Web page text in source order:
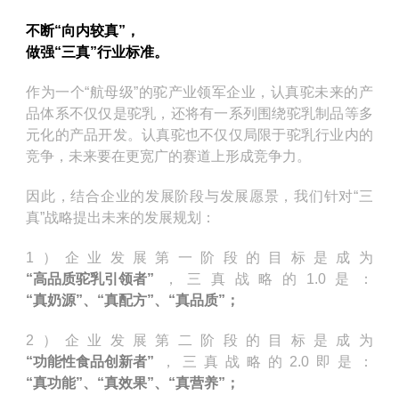
不断“向内较真”，
做强“三真”行业标准。
作为一个“航母级”的驼产业领军企业，认真驼未来的产
品体系不仅仅是驼乳，还将有一系列围绕驼乳制品等多
元化的产品开发。认真驼也不仅仅局限于驼乳行业内的
竞争，未来要在更宽广的赛道上形成竞争力。
因此，结合企业的发展阶段与发展愿景，我们针对“三
真”战略提出未来的发展规划：
1）企业发展第一阶段的目标是成为
“高品质驼乳引领者” ，三真战略的1.0是：
“真奶源”、“真配方”、“真品质”；
2）企业发展第二阶段的目标是成为
“功能性食品创新者” ，三真战略的2.0即是：
“真功能”、“真效果”、“真营养”；